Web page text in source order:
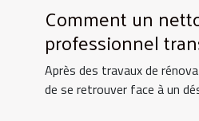
Comment un
professionnel
espace après
Après des travaux de
de se retrouver face à un